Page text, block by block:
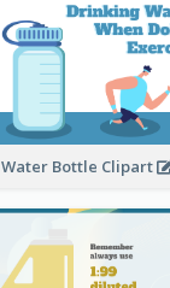
Water Bottle Clipart